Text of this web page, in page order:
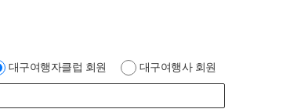
대구여행자클럽 회원 대구여행사 회원